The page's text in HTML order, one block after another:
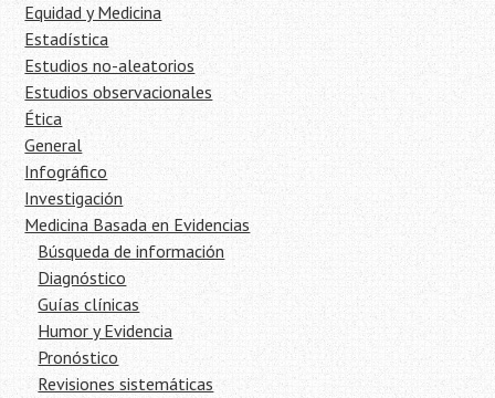
Equidad y Medicina
Estadística
Estudios no-aleatorios
Estudios observacionales
Ética
General
Infográfico
Investigación
Medicina Basada en Evidencias
Búsqueda de información
Diagnóstico
Guías clínicas
Humor y Evidencia
Pronóstico
Revisiones sistemáticas